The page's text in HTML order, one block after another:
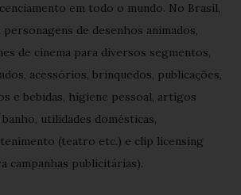
em todo o mundo. No Brasil,
de desenhos animados,
de cinema para diversos segmentos,
acessórios, brinquedos, publicações,
e bebidas, higiene pessoal, artigos
banho, utilidades domésticas,
(teatro etc.) e clip licensing
campanhas publicitárias).